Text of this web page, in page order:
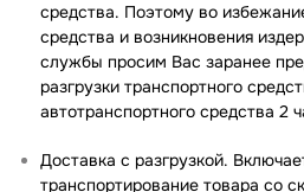
средства. Поэтому во
средства и возникновения
службы просим Вас заранее
разгрузки транспортного
автотранспортного средства 2
Доставка с разгрузкой.
транспортирование товара со